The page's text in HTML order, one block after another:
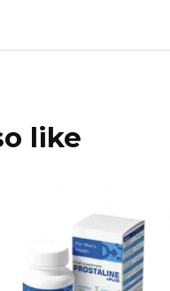
like